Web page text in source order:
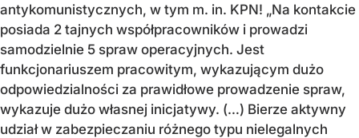
antykomunistycznych, w tym m. in. KPN! „Na kontakcie
posiada 2 tajnych współpracowników i prowadzi
samodzielnie 5 spraw operacyjnych. Jest
funkcjonariuszem pracowitym, wykazującym dużo
odpowiedzialności za prawidłowe prowadzenie spraw,
wykazuje dużo własnej inicjatywy. (…) Bierze aktywny
udział w zabezpieczaniu różnego typu nielegalnych